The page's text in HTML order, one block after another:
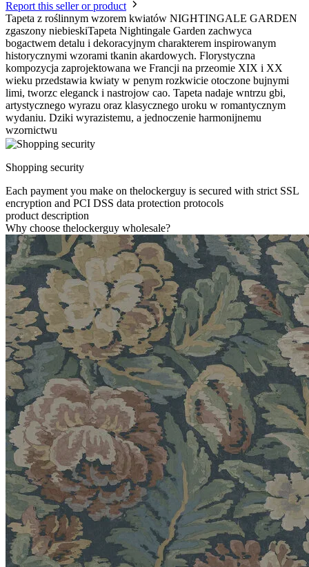
Report this seller or product
Tapeta z roślinnym wzorem kwiatów NIGHTINGALE GARDEN
zgaszony niebieskiTapeta Nightingale Garden zachwyca
bogactwem detalu i dekoracyjnym charakterem inspirowanym
historycznymi wzorami tkanin akardowych. Florystyczna
kompozycja zaprojektowana we Francji na przeomie XIX i XX
wieku przedstawia kwiaty w penym rozkwicie otoczone bujnymi
limi, tworzc eleganck i nastrojow cao. Tapeta nadaje wntrzu gbi,
artystycznego wyrazu oraz klasycznego uroku w romantycznym
wydaniu. Dziki wyrazistemu, a jednoczenie harmonijnemu
wzornictwu
Shopping security
Each payment you make on thelockerguy is secured with strict SSL
encryption and PCI DSS data protection protocols
product description
Why choose thelockerguy wholesale?